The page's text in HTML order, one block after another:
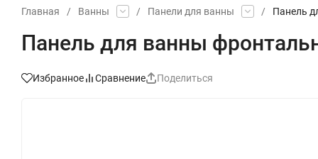
Главная / Ванны / Панели для ванны / Панель
Панель для ванны
Избранное Сравнение Поделиться